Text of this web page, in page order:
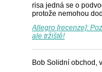
risa jedná se o
protože nemohou
Allegro [recenze]:
ale tržiště!
Bob Solidní obchod,